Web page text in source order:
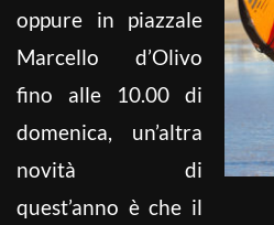
oppure in piazzale
Marcello d’Olivo
fino alle 10.00 di
domenica, un’altra
novità di
quest’anno è che il